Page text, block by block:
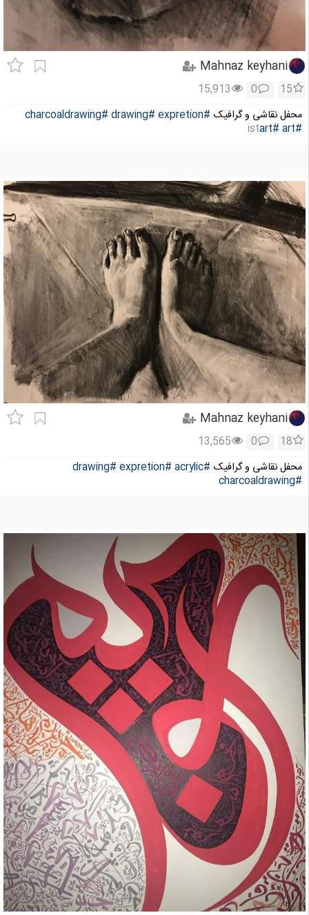
Mahnaz keyhani
15
0
15,913
محفل نقاشی و گرافیک #expretion
#drawing
#charcoaldrawing
#art
#art
ist
Mahnaz keyhani
18
0
13,565
محفل نقاشی و گرافیک #acrylic
#expretion
#drawing
#charcoaldrawing